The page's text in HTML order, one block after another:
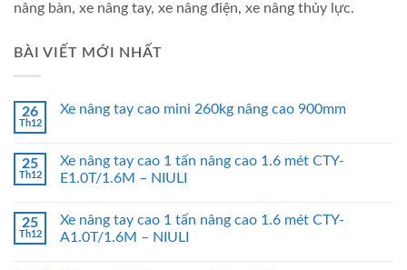
nâng bàn, xe nâng tay, xe nâng điện, xe nâng thủy lực.
BÀI VIẾT MỚI NHẤT
26
Th12
Xe nâng tay cao mini 260kg nâng cao 900mm
25
Th12
Xe nâng tay cao 1 tấn nâng cao 1.6 mét CTY-
E1.0T/1.6M – NIULI
25
Th12
Xe nâng tay cao 1 tấn nâng cao 1.6 mét CTY-
A1.0T/1.6M – NIULI